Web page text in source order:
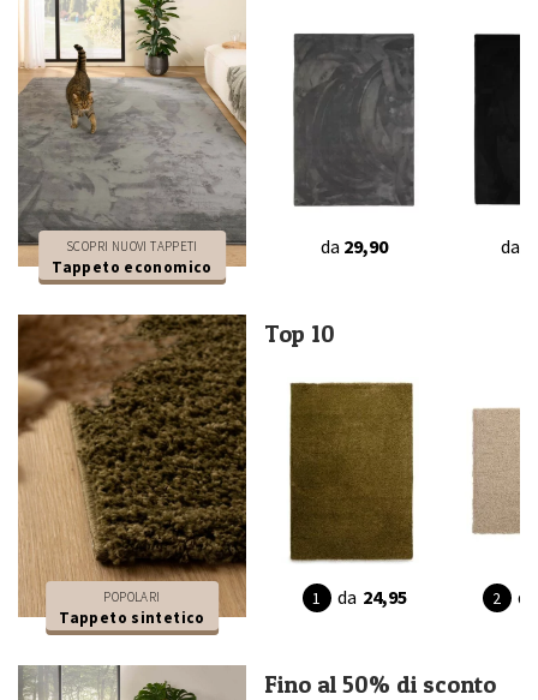
SCOPRI NUOVI TAPPETI
Tappeto economico
da 29,90 da
POPOLARI
Tappeto sintetico
Top 10
da 24,95 da
Fino al 50% di sconto